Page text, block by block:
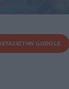
ΣΤΗΝ GOOGLE